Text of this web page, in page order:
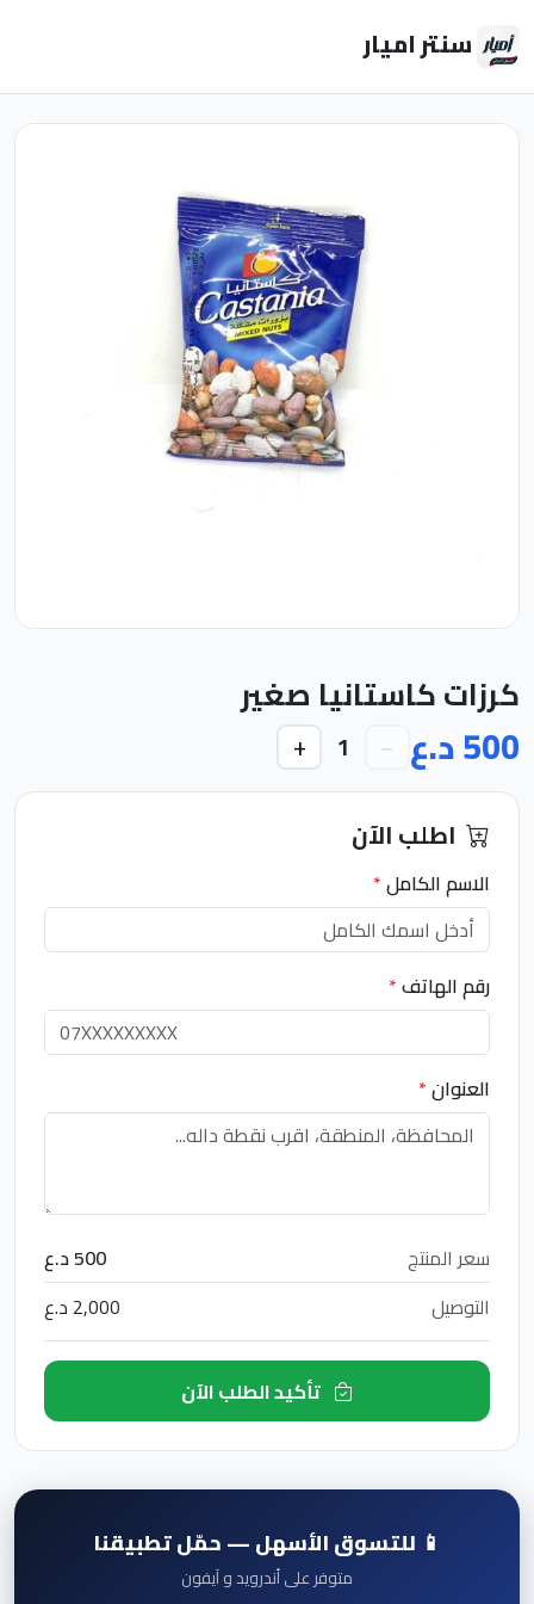
سنتر اميار
كرزات كاستانيا صغير
500 د.ع −
1
+
اطلب الآن
الاسم الكامل*
رقم الهاتف*
العنوان*
سعر المنتج
500 د.ع
التوصيل
2,000 د.ع
📱 للتسوق الأسهل — حمّل تطبيقنا
متوفر على أندرويد و آيفون